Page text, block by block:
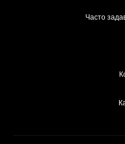
Часто